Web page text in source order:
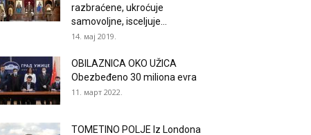
razbraćene, ukroćuje
samovoljne, isceljuje...
14. мај 2019.
OBILAZNICA OKO UŽICA
Obezbeđeno 30 miliona evra
11. март 2022.
TOMETINO POLJE Iz Londona